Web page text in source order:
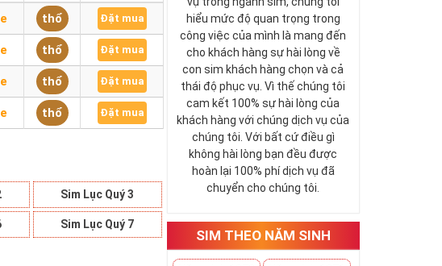
thổ Đặt mua
thổ Đặt mua
thổ Đặt mua
thổ Đặt mua
Sim Lục Quý 3
Sim Lục Quý 7
hiểu mức độ quan trọng trong
công việc của mình là mang đến
cho khách hàng sự hài lòng về
con sim khách hàng chọn và cả
thái độ phục vụ. Vì thế chúng tôi
cam kết 100% sự hài lòng của
khách hàng với chúng dịch vụ của
chúng tôi. Với bất cứ điều gì
không hài lòng bạn đều được
hoàn lại 100% phí dịch vụ đã
chuyển cho chúng tôi.
SIM THEO NĂM SINH